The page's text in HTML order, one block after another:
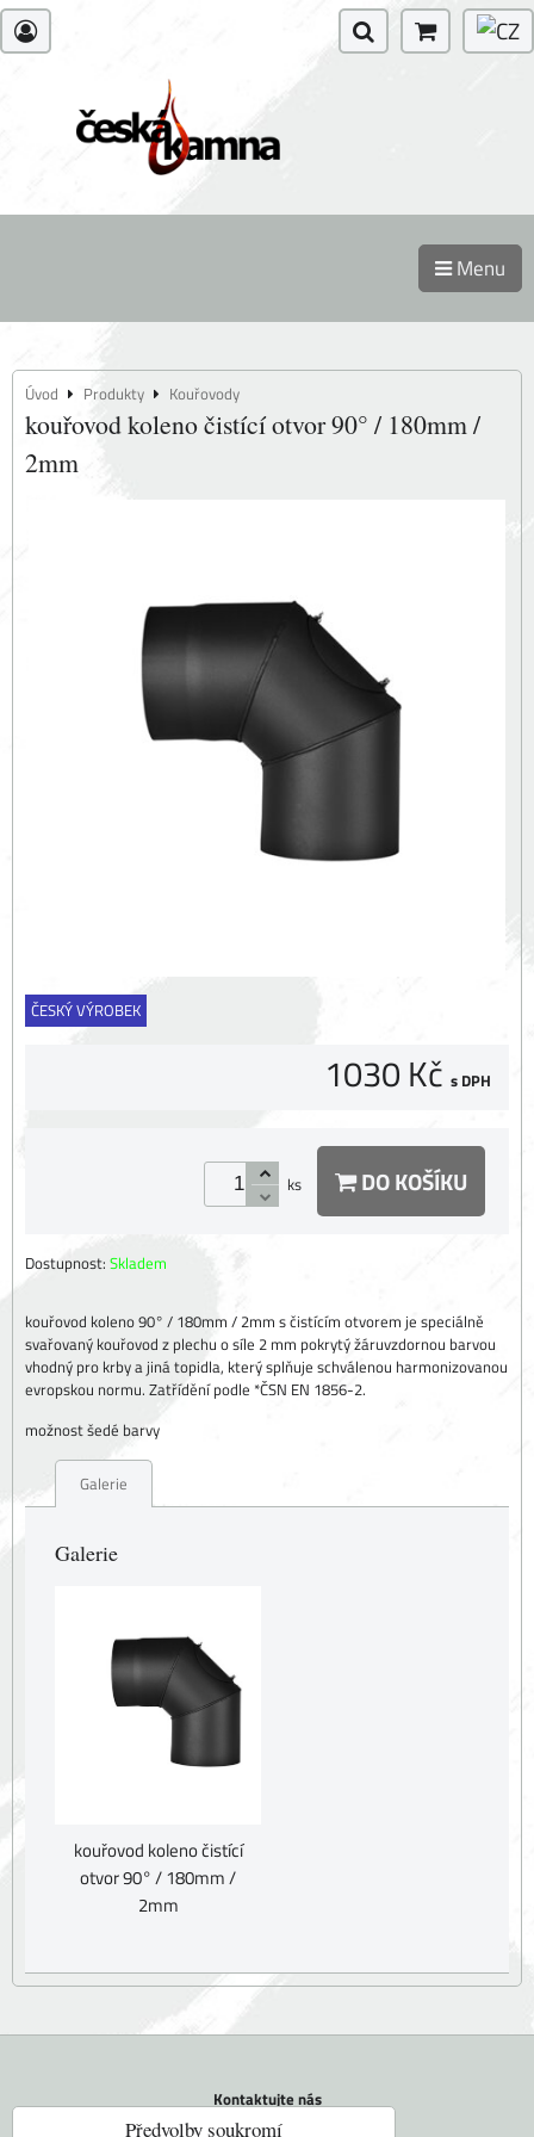
Menu
Úvod Produkty Kouřovody
kouřovod koleno čistící otvor 90° / 180mm /
2mm
ČESKÝ VÝROBEK
1030 Kč s DPH
ks DO KOŠÍKU
Dostupnost: Skladem
kouřovod koleno 90° / 180mm / 2mm s čistícím otvorem je speciálně
svařovaný kouřovod z plechu o síle 2 mm pokrytý žáruvzdornou barvou
vhodný pro krby a jiná topidla, který splňuje schválenou harmonizovanou
evropskou normu. Zatřídění podle *ČSN EN 1856-2.
možnost šedé barvy
Galerie
Galerie
kouřovod koleno čistící
otvor 90° / 180mm /
2mm
Kontaktujte nás
Tel.: +420 604 742 971
Předvolby soukromí